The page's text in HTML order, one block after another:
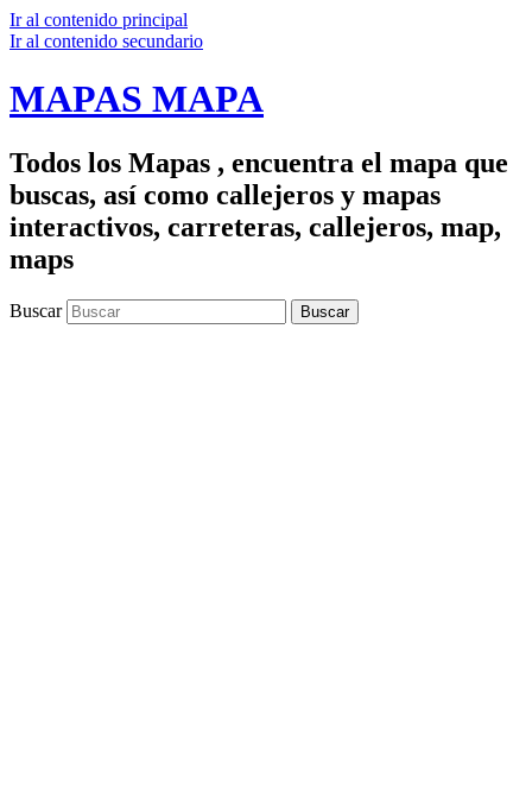
Ir al contenido principal
Ir al contenido secundario
MAPAS MAPA
Todos los Mapas , encuentra el mapa que
buscas, así como callejeros y mapas
interactivos, carreteras, callejeros, map,
maps
Buscar